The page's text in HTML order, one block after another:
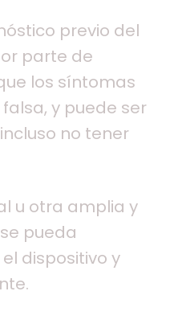
previo del
parte de
los síntomas
y puede ser
no tener
u otra amplia y
pueda
dispositivo y